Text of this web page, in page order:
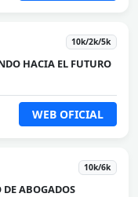
10k/2k/5k
HACIA EL FUTURO
WEB OFICIAL
10k/6k
ABOGADOS